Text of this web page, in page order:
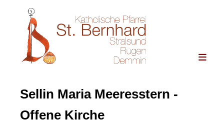
Sellin Maria Meeresstern -
Offene Kirche